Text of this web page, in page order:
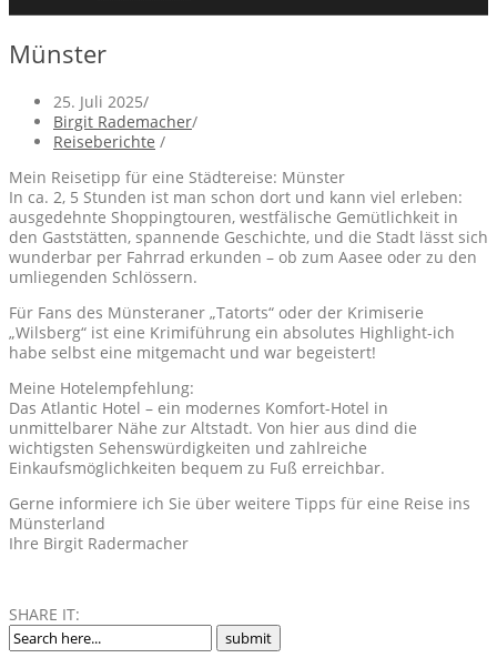
Münster
25. Juli 2025/
Birgit Rademacher/
Reiseberichte /
Mein Reisetipp für eine Städtereise: Münster
In ca. 2, 5 Stunden ist man schon dort und kann viel erleben:
ausgedehnte Shoppingtouren, westfälische Gemütlichkeit in
den Gaststätten, spannende Geschichte, und die Stadt lässt sich
wunderbar per Fahrrad erkunden – ob zum Aasee oder zu den
umliegenden Schlössern.
Für Fans des Münsteraner „Tatorts“ oder der Krimiserie
„Wilsberg“ ist eine Krimiführung ein absolutes Highlight-ich
habe selbst eine mitgemacht und war begeistert!
Meine Hotelempfehlung:
Das Atlantic Hotel – ein modernes Komfort-Hotel in
unmittelbarer Nähe zur Altstadt. Von hier aus dind die
wichtigsten Sehenswürdigkeiten und zahlreiche
Einkaufsmöglichkeiten bequem zu Fuß erreichbar.
Gerne informiere ich Sie über weitere Tipps für eine Reise ins
Münsterland
Ihre Birgit Radermacher
SHARE IT: